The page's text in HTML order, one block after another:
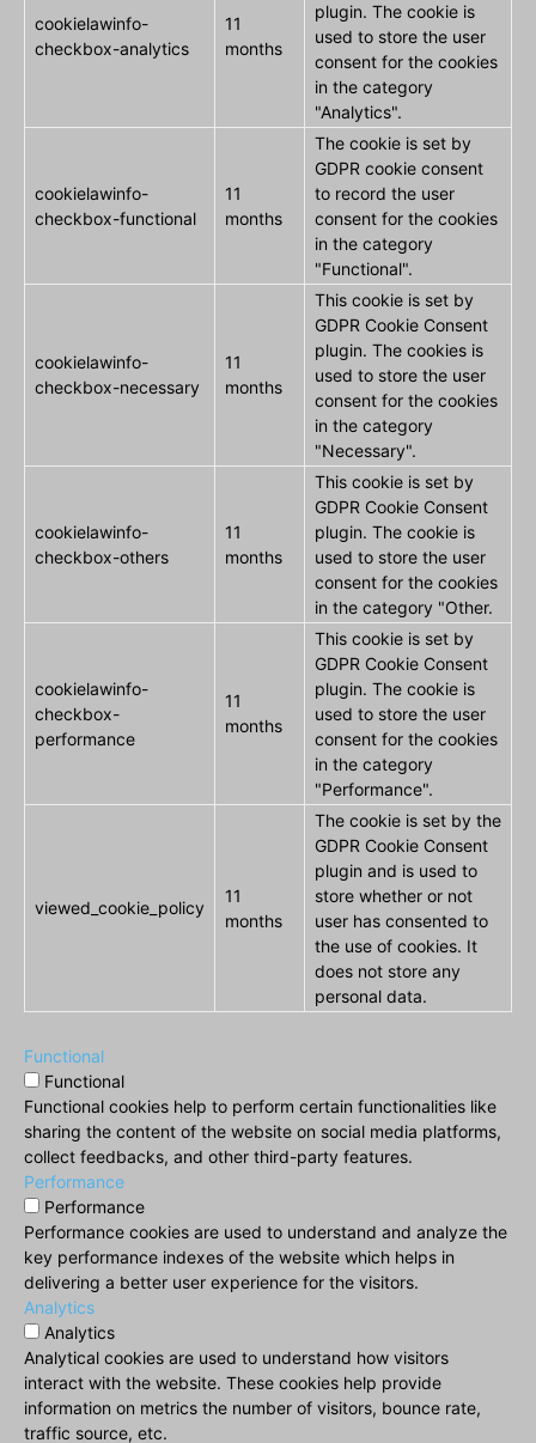
cookielawinfo-
checkbox-analytics
11
months
plugin. The cookie is
used to store the user
consent for the cookies
in the category
"Analytics".
cookielawinfo-
checkbox-functional
11
months
The cookie is set by
GDPR cookie consent
to record the user
consent for the cookies
in the category
"Functional".
cookielawinfo-
checkbox-necessary
11
months
This cookie is set by
GDPR Cookie Consent
plugin. The cookies is
used to store the user
consent for the cookies
in the category
"Necessary".
cookielawinfo-
checkbox-others
11
months
This cookie is set by
GDPR Cookie Consent
plugin. The cookie is
used to store the user
consent for the cookies
in the category "Other.
cookielawinfo-
checkbox-
performance
11
months
This cookie is set by
GDPR Cookie Consent
plugin. The cookie is
used to store the user
consent for the cookies
in the category
"Performance".
viewed_cookie_policy
11
months
The cookie is set by the
GDPR Cookie Consent
plugin and is used to
store whether or not
user has consented to
the use of cookies. It
does not store any
personal data.
Functional
Functional
Functional cookies help to perform certain functionalities like
sharing the content of the website on social media platforms,
collect feedbacks, and other third-party features.
Performance
Performance
Performance cookies are used to understand and analyze the
key performance indexes of the website which helps in
delivering a better user experience for the visitors.
Analytics
Analytics
Analytical cookies are used to understand how visitors
interact with the website. These cookies help provide
information on metrics the number of visitors, bounce rate,
traffic source, etc.